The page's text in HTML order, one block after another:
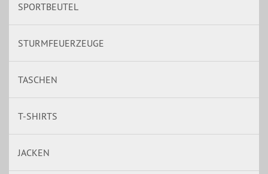
SPORTBEUTEL
STURMFEUERZEUGE
TASCHEN
T-SHIRTS
JACKEN